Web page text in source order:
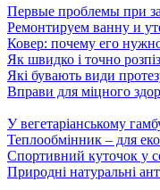
Первые проблемы при
Ремонтируем ванну и
Ковер: почему его
Як швидко і точно
Які бувають види
Вправи для міцного
У вегетаріанському
Теплообмінник – для
Спортивний куточок у
Природні натуральні